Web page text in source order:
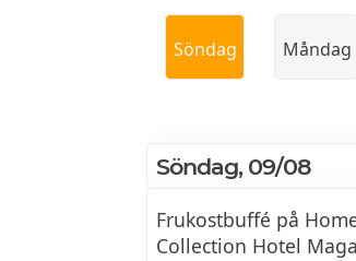
Söndag Måndag
Söndag, 09/08
Frukostbuffé på
Collection Hotel